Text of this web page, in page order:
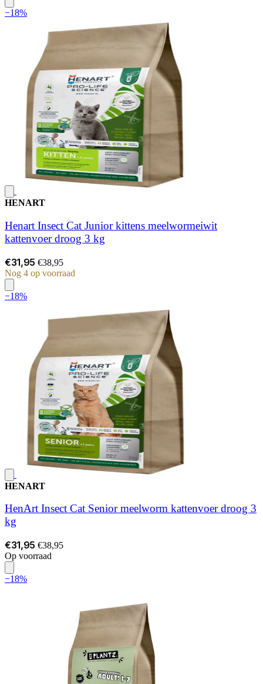
−18%
HENART
Henart Insect Cat Junior kittens meelwormeiwit
kattenvoer droog 3 kg
€31,95 €38,95
Nog 4 op voorraad
−18%
HENART
HenArt Insect Cat Senior meelworm kattenvoer droog 3
kg
€31,95 €38,95
Op voorraad
−18%